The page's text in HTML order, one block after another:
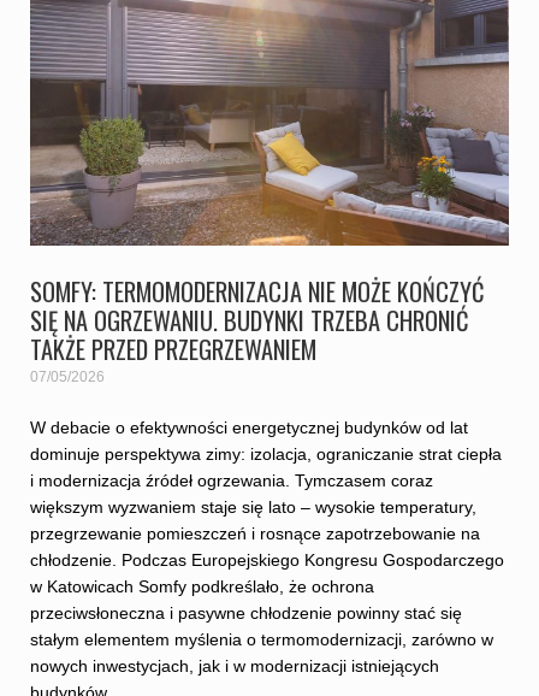
SOMFY: TERMOMODERNIZACJA NIE MOŻE KOŃCZYĆ
SIĘ NA OGRZEWANIU. BUDYNKI TRZEBA CHRONIĆ
TAKŻE PRZED PRZEGRZEWANIEM
07/05/2026
W debacie o efektywności energetycznej budynków od lat
dominuje perspektywa zimy: izolacja, ograniczanie strat ciepła
i modernizacja źródeł ogrzewania. Tymczasem coraz
większym wyzwaniem staje się lato – wysokie temperatury,
przegrzewanie pomieszczeń i rosnące zapotrzebowanie na
chłodzenie. Podczas Europejskiego Kongresu Gospodarczego
w Katowicach Somfy podkreślało, że ochrona
przeciwsłoneczna i pasywne chłodzenie powinny stać się
stałym elementem myślenia o termomodernizacji, zarówno w
nowych inwestycjach, jak i w modernizacji istniejących
budynków.